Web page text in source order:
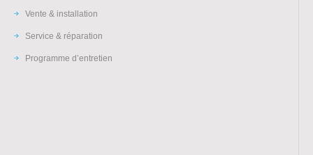
Vente & installation
Service & réparation
Programme d’entretien